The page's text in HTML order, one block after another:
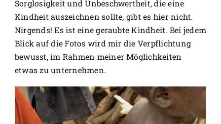
Sorglosigkeit und Unbeschwertheit, die eine
Kindheit auszeichnen sollte, gibt es hier nicht.
Nirgends! Es ist eine geraubte Kindheit. Bei jedem
Blick auf die Fotos wird mir die Verpflichtung
bewusst, im Rahmen meiner Möglichkeiten
etwas zu unternehmen.